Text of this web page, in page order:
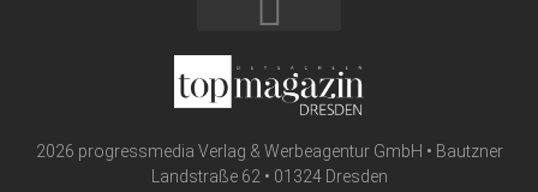
2026 progressmedia Verlag & Werbeagentur GmbH • Bautzner
Landstraße 62 • 01324 Dresden